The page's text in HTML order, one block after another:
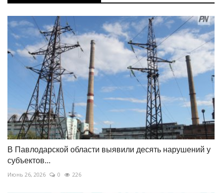
В Павлодарской области выявили десять нарушений у
субъектов...
Июнь 26, 2026 0 226